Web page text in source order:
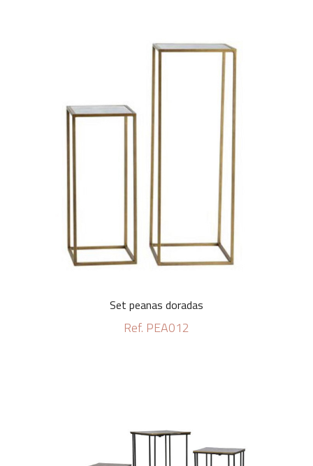
Set peanas doradas
Ref. PEA012